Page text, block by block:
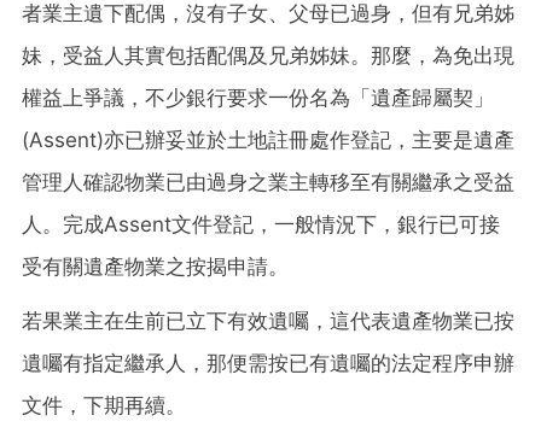
者業主遺下配偶，沒有子女、父母已過身，但有兄弟姊
妹，受益人其實包括配偶及兄弟姊妹。那麼，為免出現
權益上爭議，不少銀行要求一份名為「遺產歸屬契」
(Assent)亦已辦妥並於土地註冊處作登記，主要是遺產
管理人確認物業已由過身之業主轉移至有關繼承之受益
人。完成Assent文件登記，一般情況下，銀行已可接
受有關遺產物業之按揭申請。
若果業主在生前已立下有效遺囑，這代表遺產物業已按
遺囑有指定繼承人，那便需按已有遺囑的法定程序申辦
文件，下期再續。